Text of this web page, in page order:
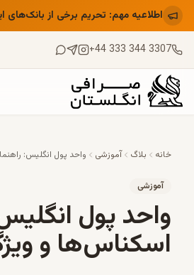
اطلاعیه مهم: تحریم برخی از بانک‌های
+44 333 344 3307
خانه بلاگ آموزشی واحد پول انگلیس:
آموزشی
واحد پول
اسکناس‌ها و